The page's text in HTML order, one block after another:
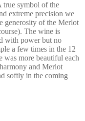
true symbol of the
extreme precision we
generosity of the Merlot
The wine is
with power but no
a few times in the 12
was more beautiful each
and Merlot
softly in the coming